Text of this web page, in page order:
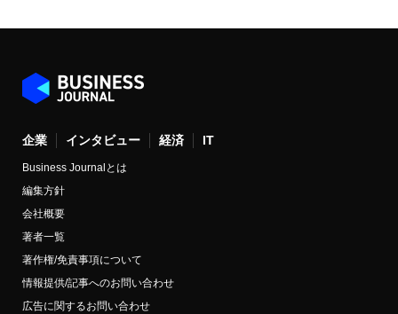
企業 インタビュー 経済 IT
Business Journalとは
編集方針
会社概要
著者一覧
著作権/免責事項について
情報提供/記事へのお問い合わせ
広告に関するお問い合わせ